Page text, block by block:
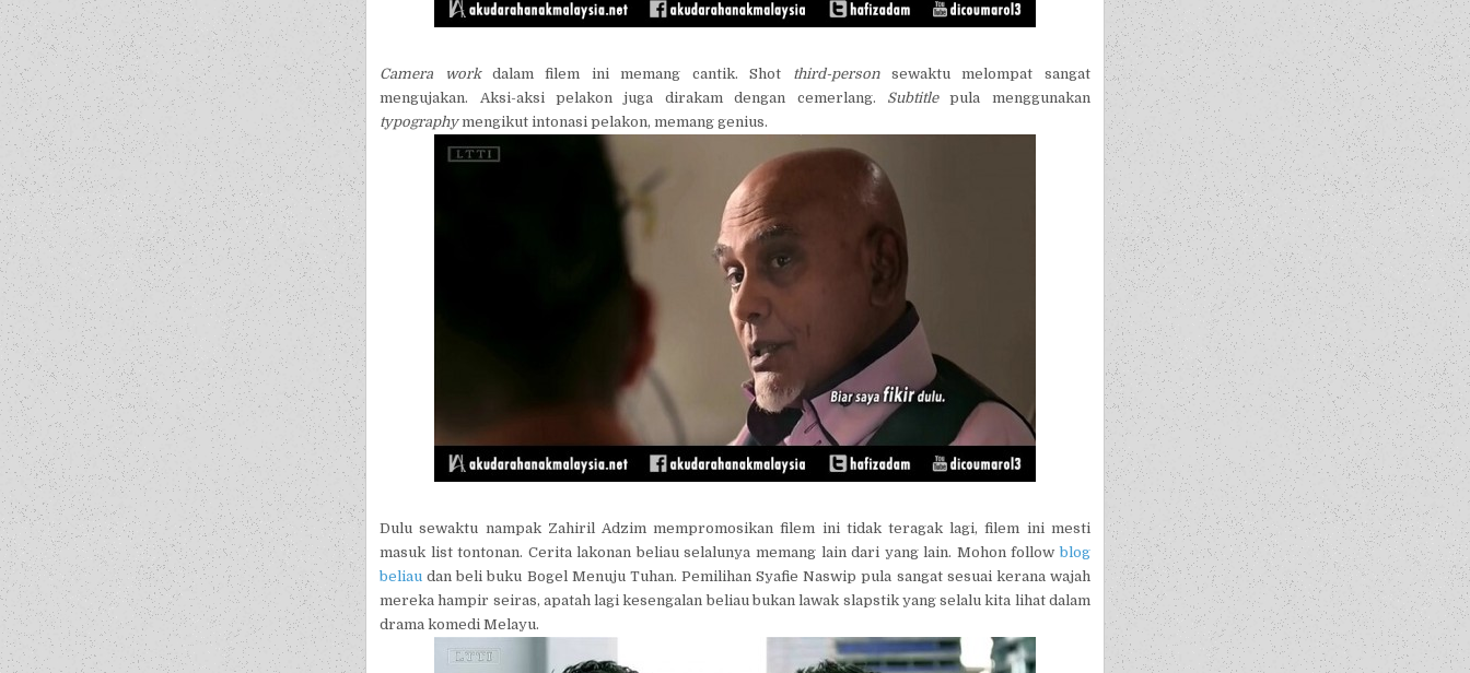
Camera workdalam filem ini memang cantik. Shot third-personsewaktu melompat sangat
mengujakan. Aksi-aksi pelakon juga dirakam dengan cemerlang. Subtitlepula menggunakan
typographymengikut intonasi pelakon, memang genius.
Dulu sewaktu nampak Zahiril Adzim mempromosikan filem ini tidak teragak lagi, filem ini mesti
masuk list tontonan. Cerita lakonan beliau selalunya memang lain dari yang lain. Mohon followblog
beliau dan beli buku Bogel Menuju Tuhan. Pemilihan Syafie Naswip pula sangat sesuai kerana wajah
mereka hampir seiras, apatah lagi kesengalan beliau bukan lawak slapstik yang selalu kita lihat dalam
drama komedi Melayu.